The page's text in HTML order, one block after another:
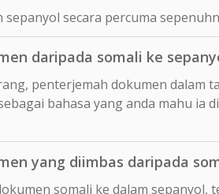
secara percuma
daripada somali ke
penterjemah dokumen dalam
bahasa yang anda mahu ia
yang diimbas daripada
somali ke dalam sepanyol,